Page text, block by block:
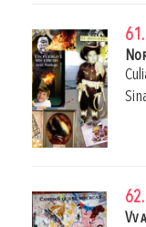
Vv